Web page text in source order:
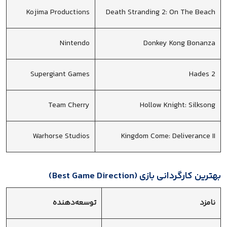
Death Stranding 2: On The Beach
Kojima Productions
Donkey Kong Bonanza
Nintendo
Hades 2
Supergiant Games
Hollow Knight: Silksong
Team Cherry
Kingdom Come: Deliverance II
Warhorse Studios
بهترین کارگردانی بازی (Best Game Direction)
نامزد توسعه‌دهنده